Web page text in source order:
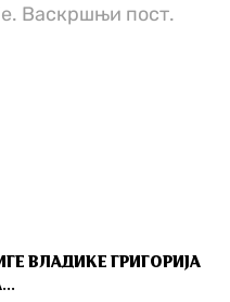
Васкршњи пост.
ВЛАДИКЕ ГРИГОРИЈА